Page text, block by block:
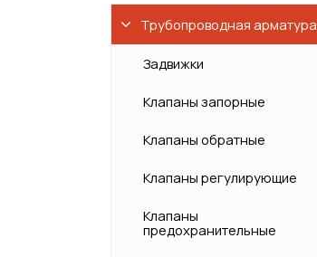
Трубопроводная арматура
Задвижки
Клапаны запорные
Клапаны обратные
Клапаны регулирующие
Клапаны
предохранительные